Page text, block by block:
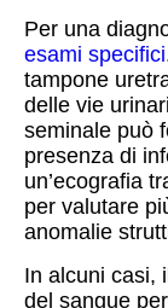
Per una
esami specifici
tampone
delle vie
seminale può
presenza di
un’ecografia
per valutare
anomalie
In alcuni casi,
del sangue